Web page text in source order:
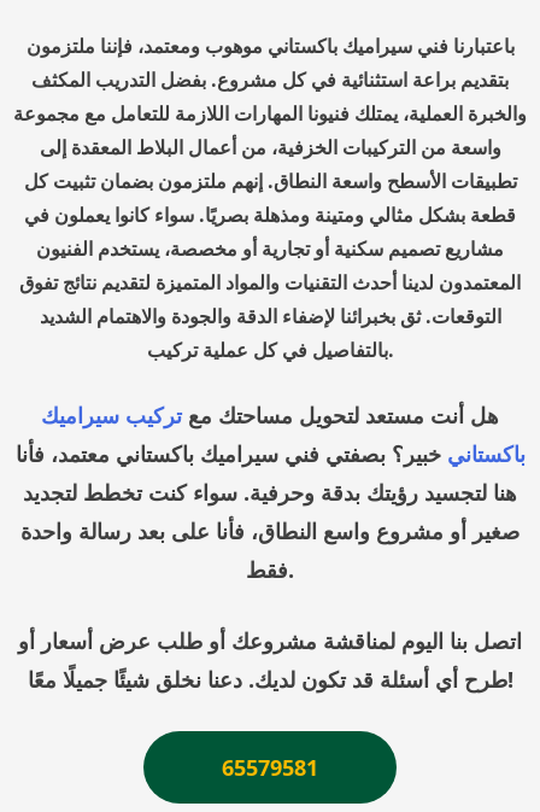
باعتبارنا فني سيراميك باكستاني موهوب ومعتمد، فإننا ملتزمون
بتقديم براعة استثنائية في كل مشروع. بفضل التدريب المكثف
والخبرة العملية، يمتلك فنيونا المهارات اللازمة للتعامل مع مجموعة
واسعة من التركيبات الخزفية، من أعمال البلاط المعقدة إلى
تطبيقات الأسطح واسعة النطاق. إنهم ملتزمون بضمان تثبيت كل
قطعة بشكل مثالي ومتينة ومذهلة بصريًا. سواء كانوا يعملون في
مشاريع تصميم سكنية أو تجارية أو مخصصة، يستخدم الفنيون
المعتمدون لدينا أحدث التقنيات والمواد المتميزة لتقديم نتائج تفوق
التوقعات. ثق بخبرائنا لإضفاء الدقة والجودة والاهتمام الشديد
بالتفاصيل في كل عملية تركيب.
هل أنت مستعد لتحويل مساحتك معتركيب سيراميك
باكستاني خبير؟ بصفتي فني سيراميك باكستاني معتمد، فأنا
هنا لتجسيد رؤيتك بدقة وحرفية. سواء كنت تخطط لتجديد
صغير أو مشروع واسع النطاق، فأنا على بعد رسالة واحدة
فقط.
اتصل بنا اليوم لمناقشة مشروعك أو طلب عرض أسعار أو
طرح أي أسئلة قد تكون لديك. دعنا نخلق شيئًا جميلًا معًا!
65579581